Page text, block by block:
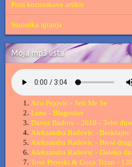
Prati korisnikove artikle
Statistika igranja
Moja mp3 lista
Aco Pejovic - Seti Me Se
Luna - Blagoslov
Davor Badrov - 2010 - Tebe
Aleksandra Radovic - Beskrajno
Aleksandra Radovic - Bivsi dragi
Aleksandra Radovic - Daleko
Tose Proeski & Goca Trzan -